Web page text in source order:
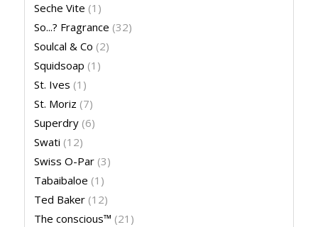
Seche Vite (1)
So...? Fragrance (32)
Soulcal & Co (2)
Squidsoap (1)
St. Ives (1)
St. Moriz (7)
Superdry (6)
Swati (12)
Swiss O-Par (3)
Tabaibaloe (1)
Ted Baker (12)
The conscious™ (21)